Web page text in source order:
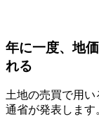
年に一度、地
れる
土地の売買で用
通省が発表しま